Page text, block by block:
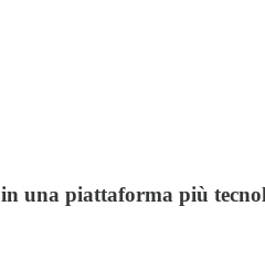
una piattaforma più